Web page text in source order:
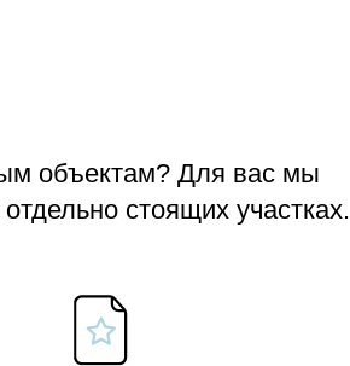
объектам? Для вас мы
стоящих участках.